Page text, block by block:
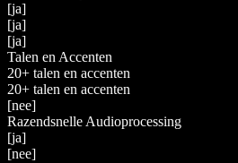
[ja]
[ja]
[ja]
Talen en Accenten
20+ talen en accenten
20+ talen en accenten
[nee]
Razendsnelle Audioprocessing
[ja]
[nee]